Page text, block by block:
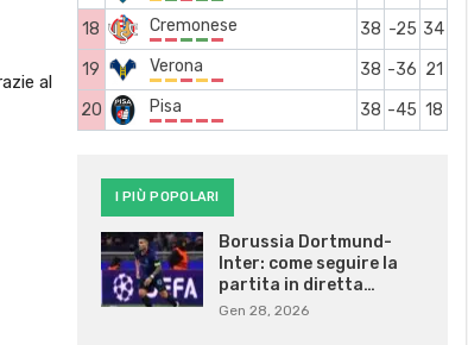
al
18
Cremonese 38 -25 34
19
Verona 38 -36 21
20
Pisa 38 -45 18
I PIÙ POPOLARI
Borussia Dortmund-
Inter: come seguire la
partita in diretta…
Gen 28, 2026